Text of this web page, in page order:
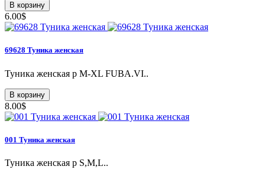
В корзину
6.00$
69628 Туникa женская
Туникa женская р M-XL FUBA.VI..
В корзину
8.00$
001 Туникa женская
Туникa женская р S,M,L..